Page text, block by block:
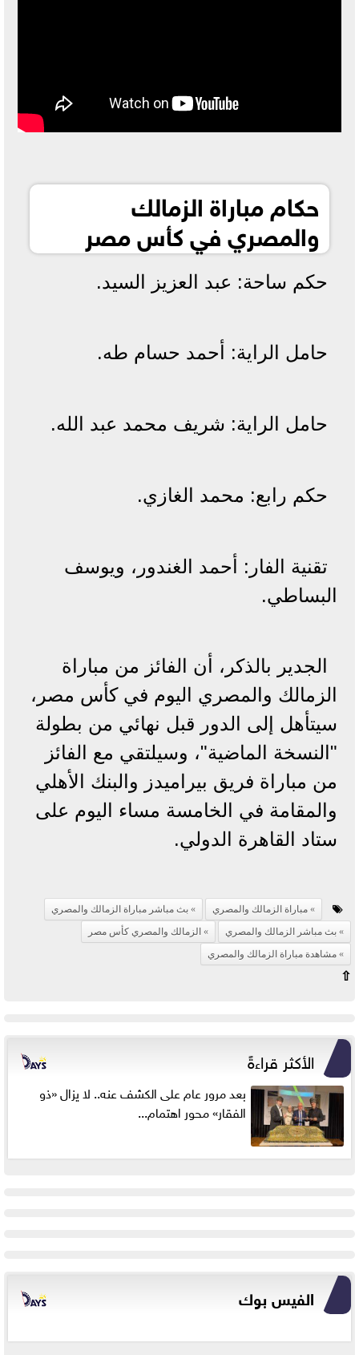
حكام مباراة الزمالك
والمصري في كأس مصر
حكم ساحة: عبد العزيز السيد.
حامل الراية: أحمد حسام طه.
حامل الراية: شريف محمد عبد الله.
حكم رابع: محمد الغازي.
تقنية الفار: أحمد الغندور، ويوسف
البساطي.
الجدير بالذكر، أن الفائز من مباراة
الزمالك والمصري اليوم في كأس مصر،
سيتأهل إلى الدور قبل نهائي من بطولة
"النسخة الماضية"، وسيلتقي مع الفائز
من مباراة فريق بيراميدز والبنك الأهلي
والمقامة في الخامسة مساء اليوم على
ستاد القاهرة الدولي.
مباراة الزمالك والمصري
بث مباشر مباراة الزمالك والمصري
بث مباشر الزمالك والمصري
الزمالك والمصري كأس مصر
مشاهدة مباراة الزمالك والمصري
⇧
الأكثر قراءةً
بعد مرور عام على الكشف عنه.. لا يزال «ذو
الفقار» محور اهتمام...
الفيس بوك